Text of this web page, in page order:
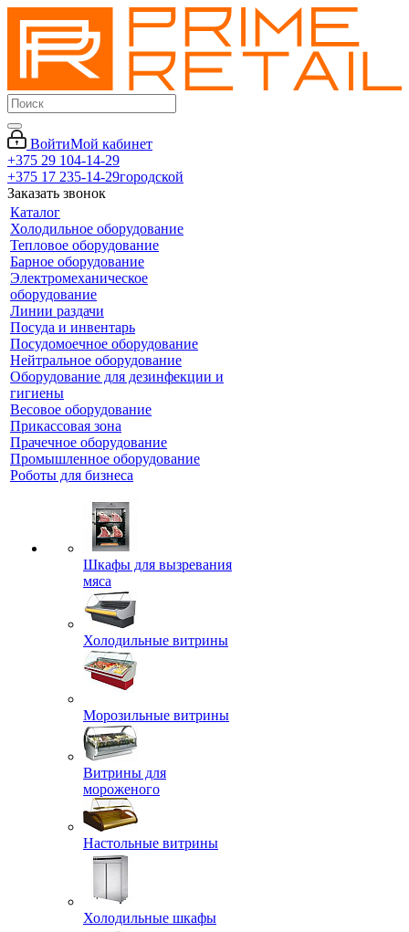
ВойтиМой кабинет
+375 29 104-14-29
+375 17 235-14-29городской
Заказать звонок
Каталог
Холодильное оборудование
Тепловое оборудование
Барное оборудование
Электромеханическое
оборудование
Линии раздачи
Посуда и инвентарь
Посудомоечное оборудование
Нейтральное оборудование
Оборудование для дезинфекции и
гигиены
Весовое оборудование
Прикассовая зона
Прачечное оборудование
Промышленное оборудование
Роботы для бизнеса
Шкафы для вызревания
мяса
Холодильные витрины
Морозильные витрины
Витрины для
мороженого
Настольные витрины
Холодильные шкафы